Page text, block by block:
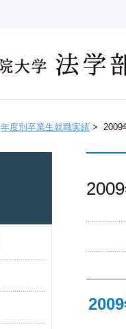
年度別卒業生就職実績 > 2009